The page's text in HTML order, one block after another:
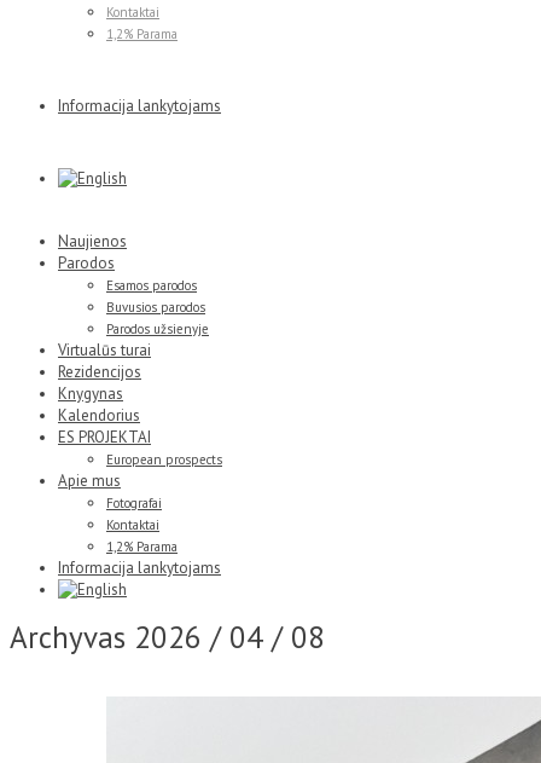
Kontaktai
1,2% Parama
Informacija lankytojams
Naujienos
Parodos
Esamos parodos
Buvusios parodos
Parodos užsienyje
Virtualūs turai
Rezidencijos
Knygynas
Kalendorius
ES PROJEKTAI
European prospects
Apie mus
Fotografai
Kontaktai
1,2% Parama
Informacija lankytojams
Archyvas 2026 / 04 / 08